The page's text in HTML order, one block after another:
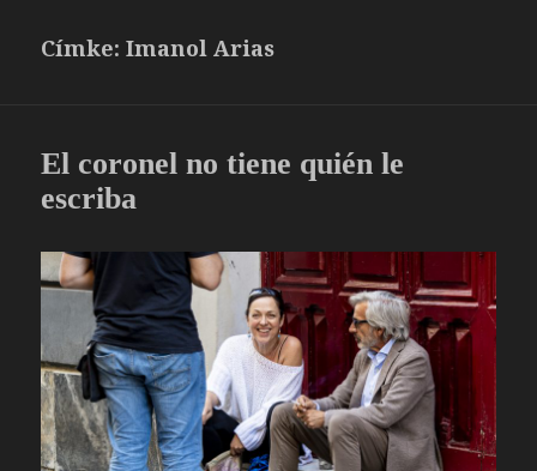
Címke:Imanol Arias
El coronel no tiene quién le
escriba